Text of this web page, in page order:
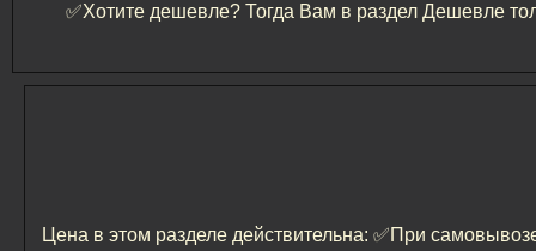
✅️Хотите дешевле? Тогда Вам в раздел Дешевле
Цена в этом разделе действительна: ✅️При